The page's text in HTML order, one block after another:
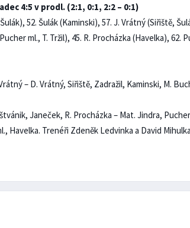
4:5 v prodl. (2:1, 0:1, 2:2 – 0:1)
52. Šulák (Kaminski), 57. J. Vrátný (Siřiště,
ml., T. Tržil), 45. R. Procházka (Havelka), 62.
– D. Vrátný, Siřiště, Zadražil, Kaminski, M.
Janeček, R. Procházka – Mat. Jindra,
Havelka. Trenéři Zdeněk Ledvinka a David